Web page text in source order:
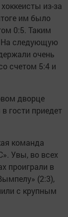
из-за
им было
0:5. Таким
На следующую
очень
счетом 5:4 и
дворце
гости приедет
команда
Увы, во всех
проиграли в
(2:3),
с крупным